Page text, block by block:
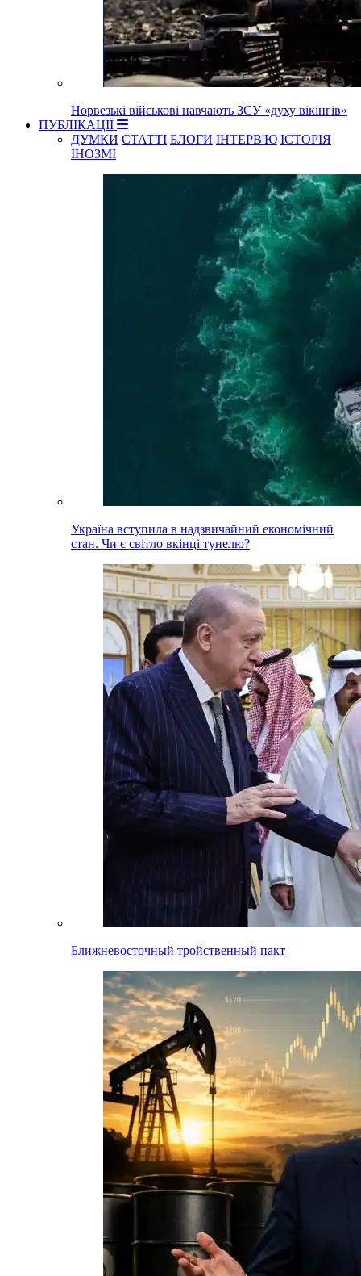
Норвезькі військові навчають ЗСУ «духу вікінгів»
ПУБЛІКАЦІЇ
ДУМКИ СТАТТІ БЛОГИ ІНТЕРВ'Ю ІСТОРІЯ
ІНОЗМІ
Україна вступила в надзвичайний економічний
стан. Чи є світло вкінці тунелю?
Ближневосточный тройственный пакт